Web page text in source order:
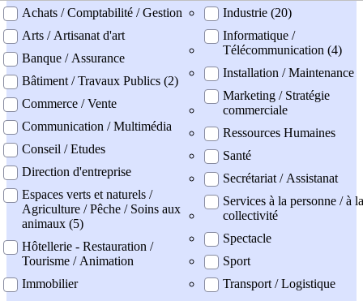
professionel
Achats / Comptabilité / Gestion
Arts / Artisanat d'art
Banque / Assurance
Bâtiment / Travaux Publics (2)
Commerce / Vente
Communication / Multimédia
Conseil / Etudes
Direction d'entreprise
Espaces verts et naturels /
Agriculture / Pêche / Soins aux
animaux (5)
Hôtellerie - Restauration /
Tourisme / Animation
Immobilier
Industrie (20)
Informatique /
Télécommunication (4)
Installation / Maintenance
Marketing / Stratégie
commerciale
Ressources Humaines
Santé
Secrétariat / Assistanat
Services à la personne / à la
collectivité
Spectacle
Sport
Transport / Logistique